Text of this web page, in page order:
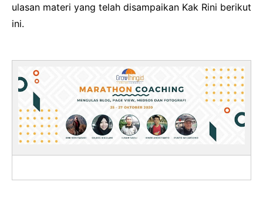
ulasan materi yang telah disampaikan Kak Rini berikut
ini.